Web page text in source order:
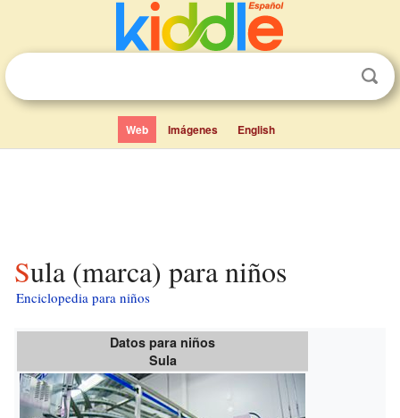
Web Imágenes English
Sula (marca) para niños
Enciclopedia para niños
Datos para niños
Sula